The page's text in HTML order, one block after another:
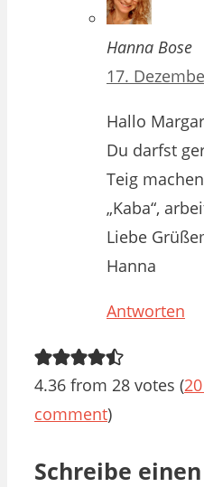
Hanna Bose
17.
Hallo
Du darfst
Teig
„Kaba“,
Liebe
Hanna
Antworten
4.36 from 28 votes (
comment)
Schreibe